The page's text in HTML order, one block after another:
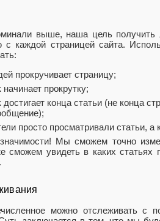
выше, наша цель получить
с каждой страницей сайта.
прокручивает страницу;
начинает прокрутку;
достигает конца статьи (не конца
просто просматривали статьи, а
Мы сможем точно
сможем увидеть в каких статьях
можно отслеживать с